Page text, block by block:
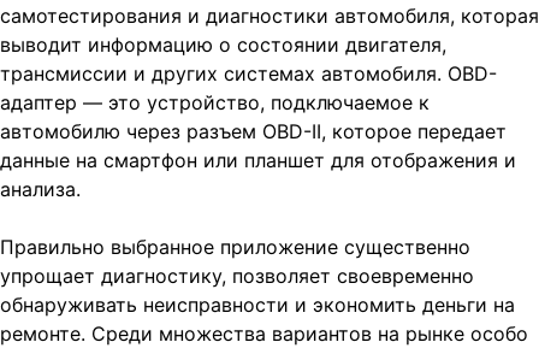
самотестирования и диагностики автомобиля, которая
выводит информацию о состоянии двигателя,
трансмиссии и других системах автомобиля. ОBD-
адаптер — это устройство, подключаемое к
автомобилю через разъем OBD-II, которое передает
данные на смартфон или планшет для отображения и
анализа.
Правильно выбранное приложение существенно
упрощает диагностику, позволяет своевременно
обнаруживать неисправности и экономить деньги на
ремонте. Среди множества вариантов на рынке особо